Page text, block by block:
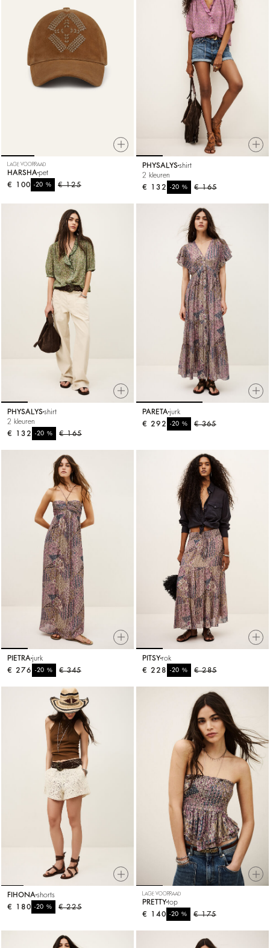
LAGE VOORRAAD
HARSHA pet
€ 125
-20%
€ 100
PHYSALYSshirt
2 kleuren
€ 165
-20%
€ 132
PHYSALYSshirt
2 kleuren
€ 165
-20%
€ 132
PARETA jurk
€ 365
-20%
€ 292
PIETRA jurk
€ 345
-20%
€ 276
PITSYrok
€ 285
-20%
€ 228
FIHONA shorts
€ 225
-20%
€ 180
LAGE VOORRAAD
PRETTYtop
€ 175
-20%
€ 140